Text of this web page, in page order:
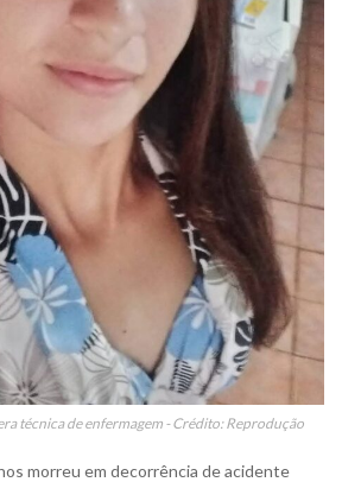
técnica de enfermagem - Crédito: Reprodução
morreu em decorrência de acidente